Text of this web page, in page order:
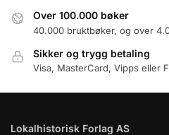
Over 100.000 bøker
40.000 bruktbøker, og over
Sikker og trygg betaling
Visa, MasterCard, Vipps eller
Lokalhistorisk Forlag AS